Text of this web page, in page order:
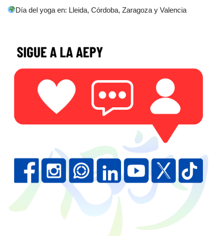
Día del yoga en: Lleida, Córdoba, Zaragoza y Valencia